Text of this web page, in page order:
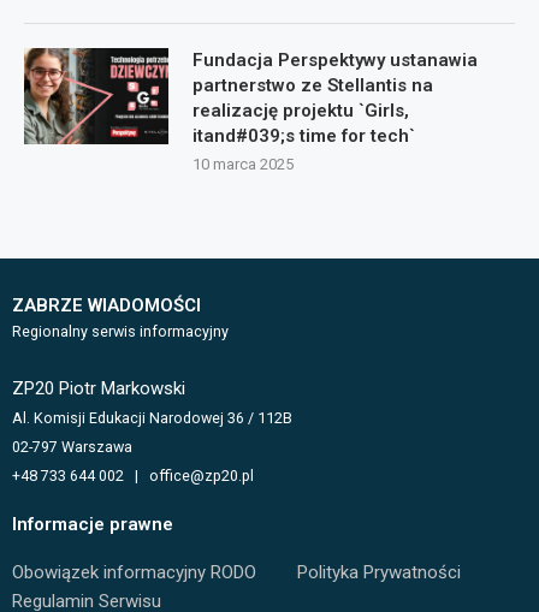
Fundacja Perspektywy ustanawia
partnerstwo ze Stellantis na
realizację projektu `Girls,
itand#039;s time for tech`
10 marca 2025
ZABRZE WIADOMOŚCI
Regionalny serwis informacyjny
ZP20 Piotr Markowski
Al. Komisji Edukacji Narodowej 36 / 112B
02-797 Warszawa
+48 733 644 002 | office@zp20.pl
Informacje prawne
Obowiązek informacyjny RODO
Polityka Prywatności
Regulamin Serwisu